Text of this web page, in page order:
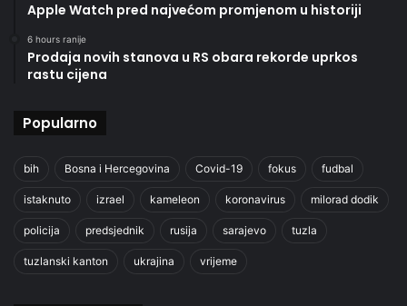
Apple Watch pred najvećom promjenom u historiji
6 hours ranije
Prodaja novih stanova u RS obara rekorde uprkos
rastu cijena
Popularno
bih Bosna i Hercegovina Covid-19 fokus fudbal
istaknuto izrael kameleon koronavirus milorad dodik
policija predsjednik rusija sarajevo tuzla
tuzlanski kanton ukrajina vrijeme